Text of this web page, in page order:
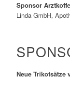
Sponsor
Linda GmbH,
Neue Trikotsätze